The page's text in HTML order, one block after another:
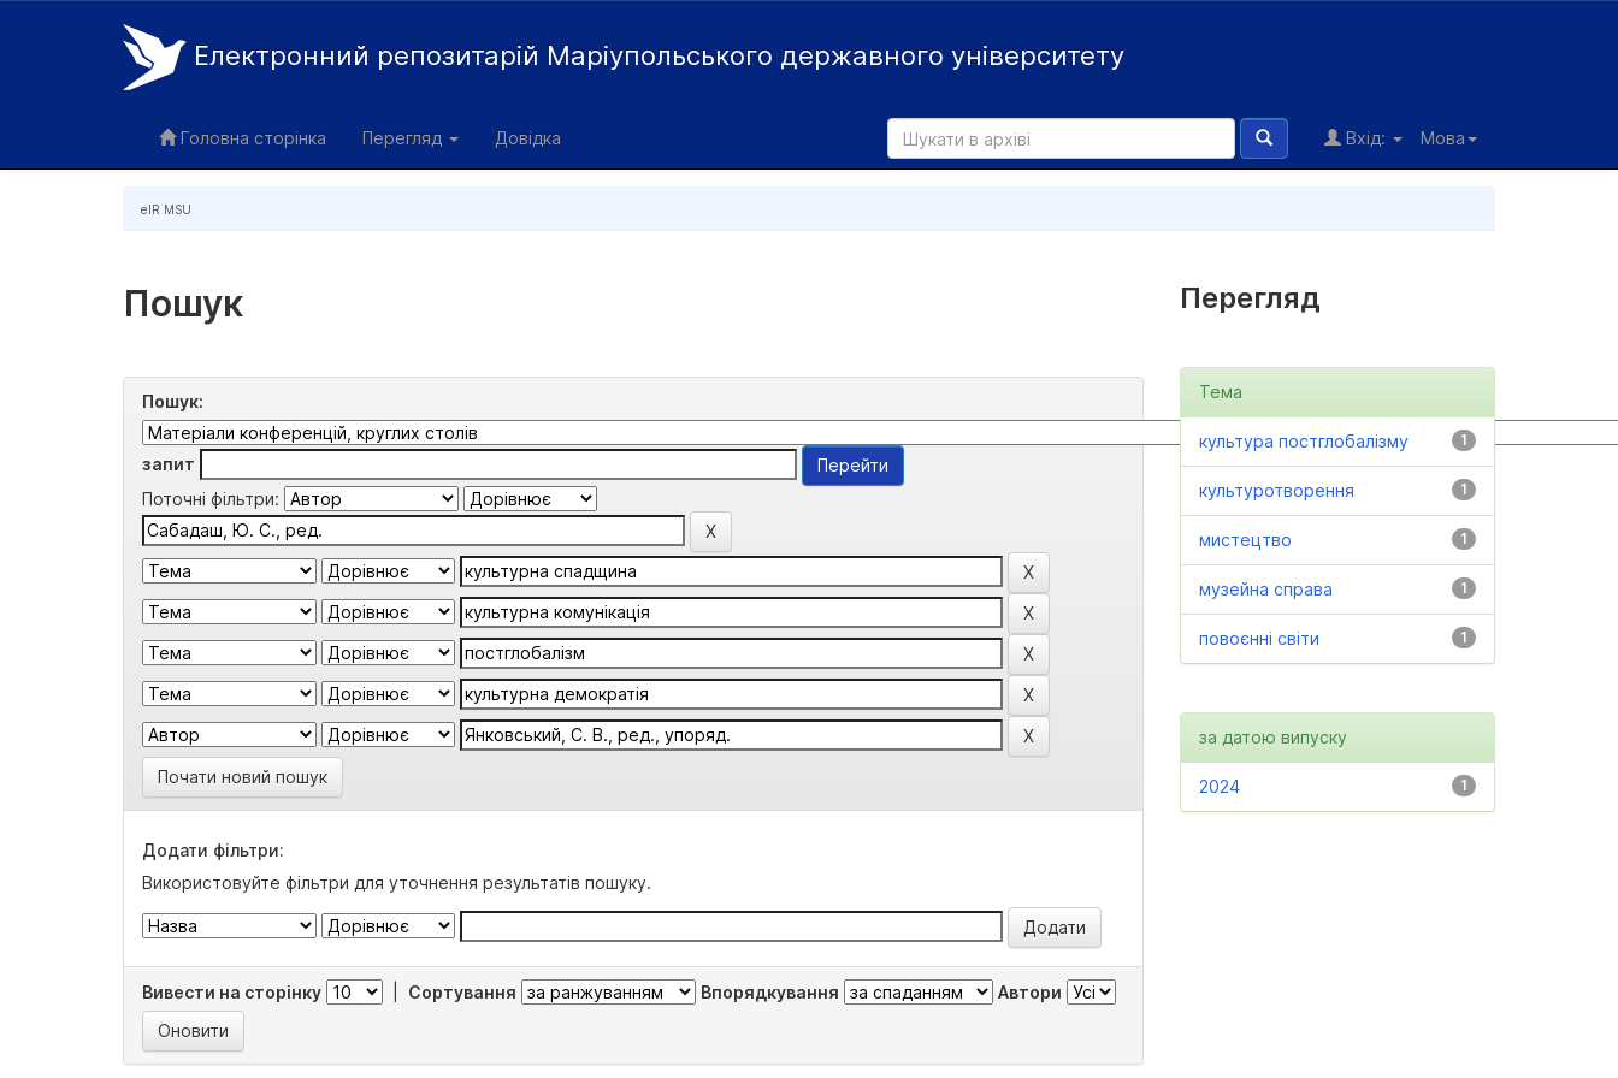
Електронний репозитарій Маріупольського державного університету
Головна сторінка Перегляд Довідка Мова
Вхід:
eIR MSU
Пошук
Пошук:
запит
Поточні фільтри:
Почати новий пошук
Додати фільтри:
Використовуйте фільтри для уточнення результатів пошуку.
Вивести на сторінку Сортування Впорядкування Автори
Перегляд
Тема
1
культура постглобалізму
1
культуротворення
1
мистецтво
1
музейна справа
1
повоєнні світи
за датою випуску
1
2024